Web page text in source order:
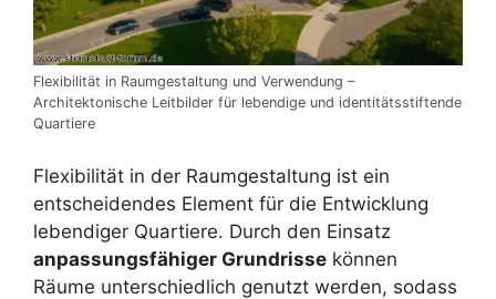
Flexibilität in Raumgestaltung und Verwendung –
Architektonische Leitbilder für lebendige und identitätsstiftende
Quartiere
Flexibilität in der Raumgestaltung ist ein
entscheidendes Element für die Entwicklung
lebendiger Quartiere. Durch den Einsatz
anpassungsfähiger Grundrisse können
Räume unterschiedlich genutzt werden, sodass